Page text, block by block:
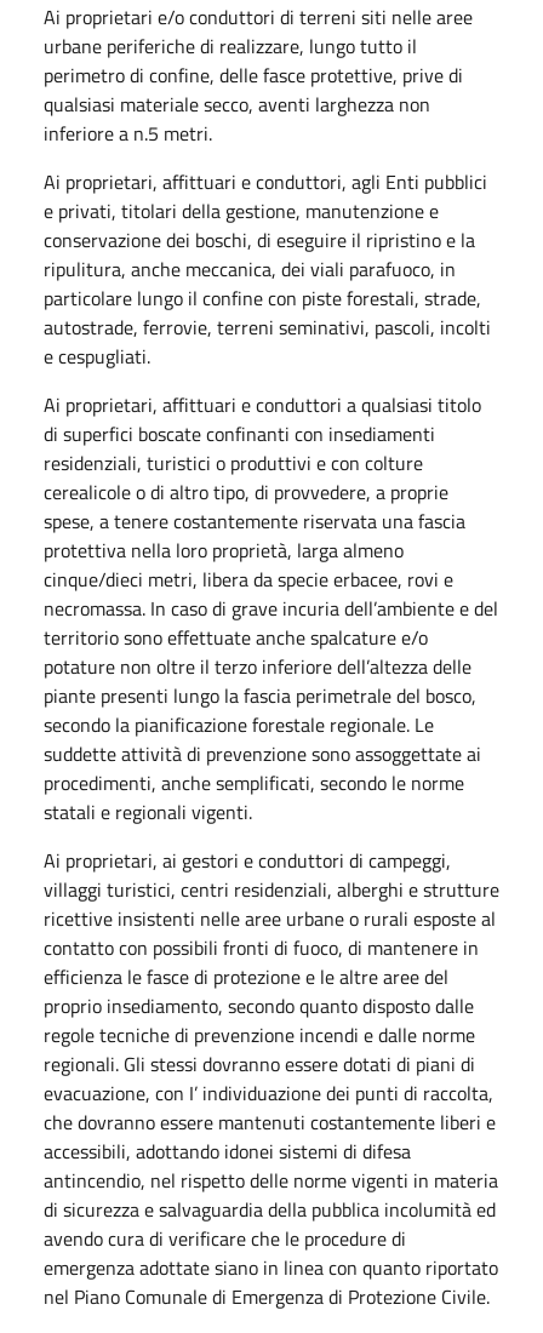
Ai proprietari e/o conduttori di terreni siti nelle aree
urbane periferiche di realizzare, lungo tutto il
perimetro di confine, delle fasce protettive, prive di
qualsiasi materiale secco, aventi larghezza non
inferiore a n.5 metri.
Ai proprietari, affittuari e conduttori, agli Enti pubblici
e privati, titolari della gestione, manutenzione e
conservazione dei boschi, di eseguire il ripristino e la
ripulitura, anche meccanica, dei viali parafuoco, in
particolare lungo il confine con piste forestali, strade,
autostrade, ferrovie, terreni seminativi, pascoli, incolti
e cespugliati.
Ai proprietari, affittuari e conduttori a qualsiasi titolo
di superfici boscate confinanti con insediamenti
residenziali, turistici o produttivi e con colture
cerealicole o di altro tipo, di provvedere, a proprie
spese, a tenere costantemente riservata una fascia
protettiva nella loro proprietà, larga almeno
cinque/dieci metri, libera da specie erbacee, rovi e
necromassa. In caso di grave incuria dell’ambiente e del
territorio sono effettuate anche spalcature e/o
potature non oltre il terzo inferiore dell’altezza delle
piante presenti lungo la fascia perimetrale del bosco,
secondo la pianificazione forestale regionale. Le
suddette attività di prevenzione sono assoggettate ai
procedimenti, anche semplificati, secondo le norme
statali e regionali vigenti.
Ai proprietari, ai gestori e conduttori di campeggi,
villaggi turistici, centri residenziali, alberghi e strutture
ricettive insistenti nelle aree urbane o rurali esposte al
contatto con possibili fronti di fuoco, di mantenere in
efficienza le fasce di protezione e le altre aree del
proprio insediamento, secondo quanto disposto dalle
regole tecniche di prevenzione incendi e dalle norme
regionali. Gli stessi dovranno essere dotati di piani di
evacuazione, con I’ individuazione dei punti di raccolta,
che dovranno essere mantenuti costantemente liberi e
accessibili, adottando idonei sistemi di difesa
antincendio, nel rispetto delle norme vigenti in materia
di sicurezza e salvaguardia della pubblica incolumità ed
avendo cura di verificare che le procedure di
emergenza adottate siano in linea con quanto riportato
nel Piano Comunale di Emergenza di Protezione Civile.